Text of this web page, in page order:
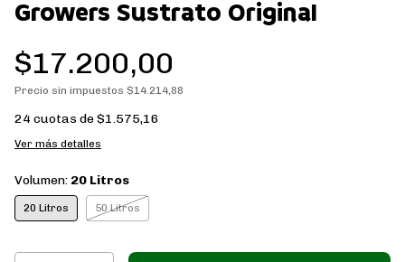
Growers Sustrato Original
$17.200,00
Precio sin impuestos $14.214,88
24 cuotas de$1.575,16
Ver más detalles
Volumen: 20 Litros
20 Litros 50 Litros